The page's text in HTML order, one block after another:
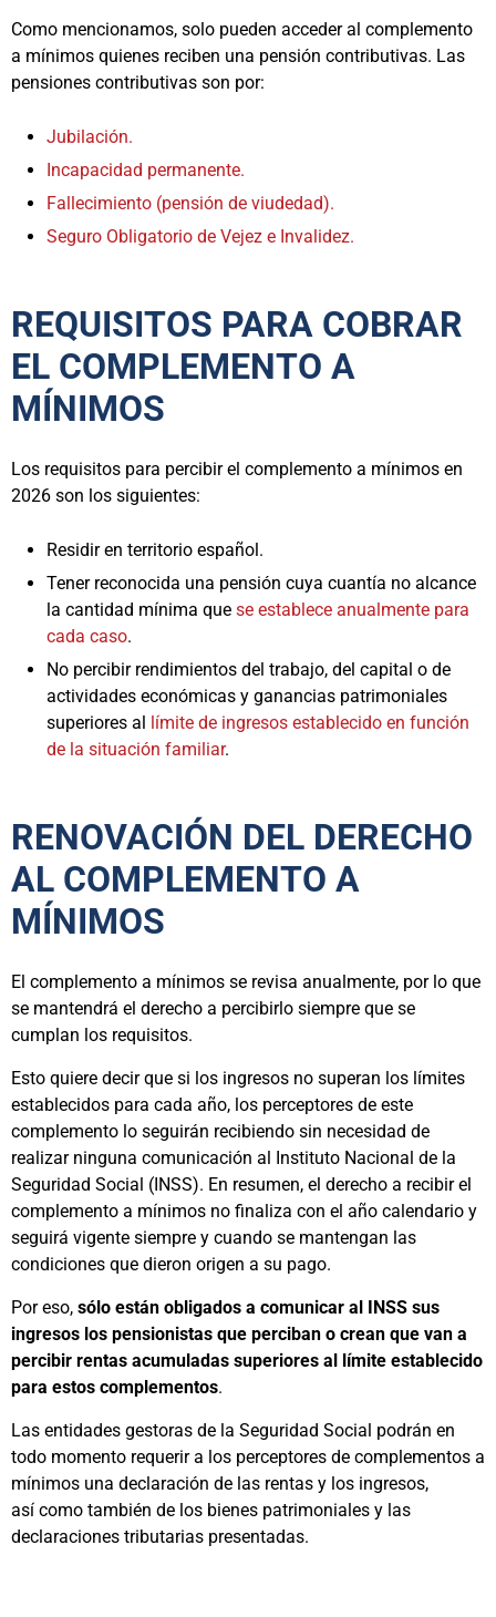
Como mencionamos, solo pueden acceder al complemento
a mínimos quienes reciben una pensión contributivas. Las
pensiones contributivas son por:
Jubilación.
Incapacidad permanente.
Fallecimiento (pensión de viudedad).
Seguro Obligatorio de Vejez e Invalidez.
REQUISITOS PARA COBRAR
EL COMPLEMENTO A
MÍNIMOS
Los requisitos para percibir el complemento a mínimos en
2026 son los siguientes:
Residir en territorio español.
Tener reconocida una pensión cuya cuantía no alcance
la cantidad mínima que se establece anualmente para
cada caso.
No percibir rendimientos del trabajo, del capital o de
actividades económicas y ganancias patrimoniales
superiores al límite de ingresos establecido en función
de la situación familiar.
RENOVACIÓN DEL DERECHO
AL COMPLEMENTO A
MÍNIMOS
El complemento a mínimos se revisa anualmente, por lo que
se mantendrá el derecho a percibirlo siempre que se
cumplan los requisitos.
Esto quiere decir que si los ingresos no superan los límites
establecidos para cada año, los perceptores de este
complemento lo seguirán recibiendo sin necesidad de
realizar ninguna comunicación al Instituto Nacional de la
Seguridad Social (INSS). En resumen, el derecho a recibir el
complemento a mínimos no finaliza con el año calendario y
seguirá vigente siempre y cuando se mantengan las
condiciones que dieron origen a su pago.
Por eso, sólo están obligados a comunicar al INSS sus
ingresos los pensionistas que perciban o crean que van a
percibir rentas acumuladas superiores al límite establecido
para estos complementos.
Las entidades gestoras de la Seguridad Social podrán en
todo momento requerir a los perceptores de complementos a
mínimos una declaración de las rentas y los ingresos,
así como también de los bienes patrimoniales y las
declaraciones tributarias presentadas.